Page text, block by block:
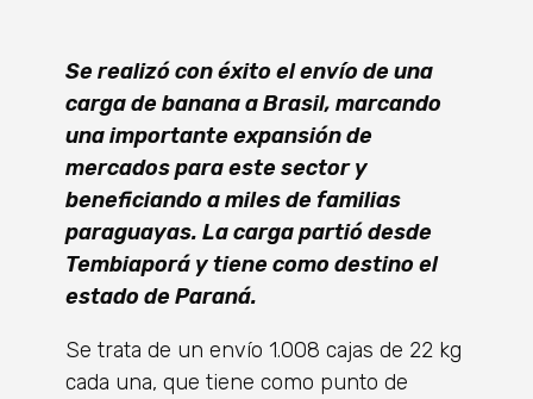
Se realizó con éxito el envío de una
carga de banana a Brasil, marcando
una importante expansión de
mercados para este sector y
beneficiando a miles de familias
paraguayas. La carga partió desde
Tembiaporá y tiene como destino el
estado de Paraná.
Se trata de un envío 1.008 cajas de 22 kg
cada una, que tiene como punto de